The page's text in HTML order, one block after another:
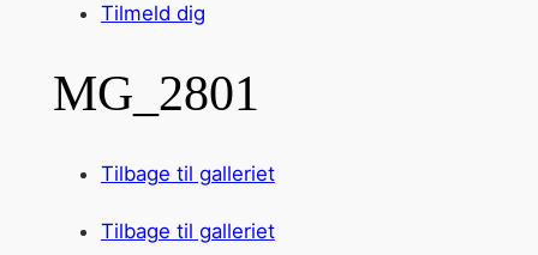
Tilmeld dig
MG_2801
Tilbage til galleriet
Tilbage til galleriet